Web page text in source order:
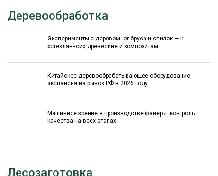
Деревообработка
Эксперименты с деревом: от бруса и опилок — к
«стеклянной» древесине и композитам
Китайское деревообрабатывающее оборудование:
экспансия на рынок РФ в 2026 году
Машинное зрение в производстве фанеры: контроль
качества на всех этапах
Лесозаготовка